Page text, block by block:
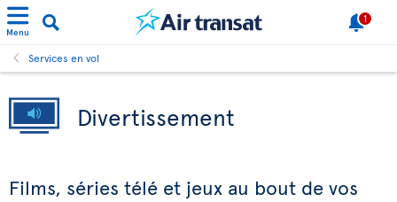
Menu
1
Services en vol
Divertissement
Films, séries télé et jeux au bout de vos